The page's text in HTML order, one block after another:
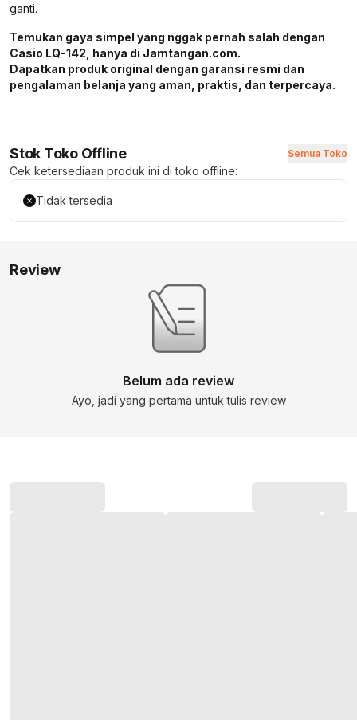
ganti.
Temukan gaya simpel yang nggak pernah salah dengan
Casio LQ-142, hanya di Jamtangan.com.
Dapatkan produk original dengan garansi resmi dan
pengalaman belanja yang aman, praktis, dan terpercaya.
Stok Toko Offline Semua Toko
Cek ketersediaan produk ini di toko offline:
Tidak tersedia
Review
Belum ada review
Ayo, jadi yang pertama untuk tulis review